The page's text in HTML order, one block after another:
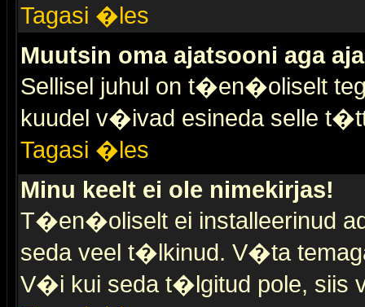
Tagasi �les
Muutsin oma ajatsooni aga
Sellisel juhul on t�en�oliselt
kuudel v�ivad esineda selle
Tagasi �les
Minu keelt ei ole nimekirjas!
T�en�oliselt ei installeerinud
seda veel t�lkinud. V�ta
V�i kui seda t�lgitud pole, siis